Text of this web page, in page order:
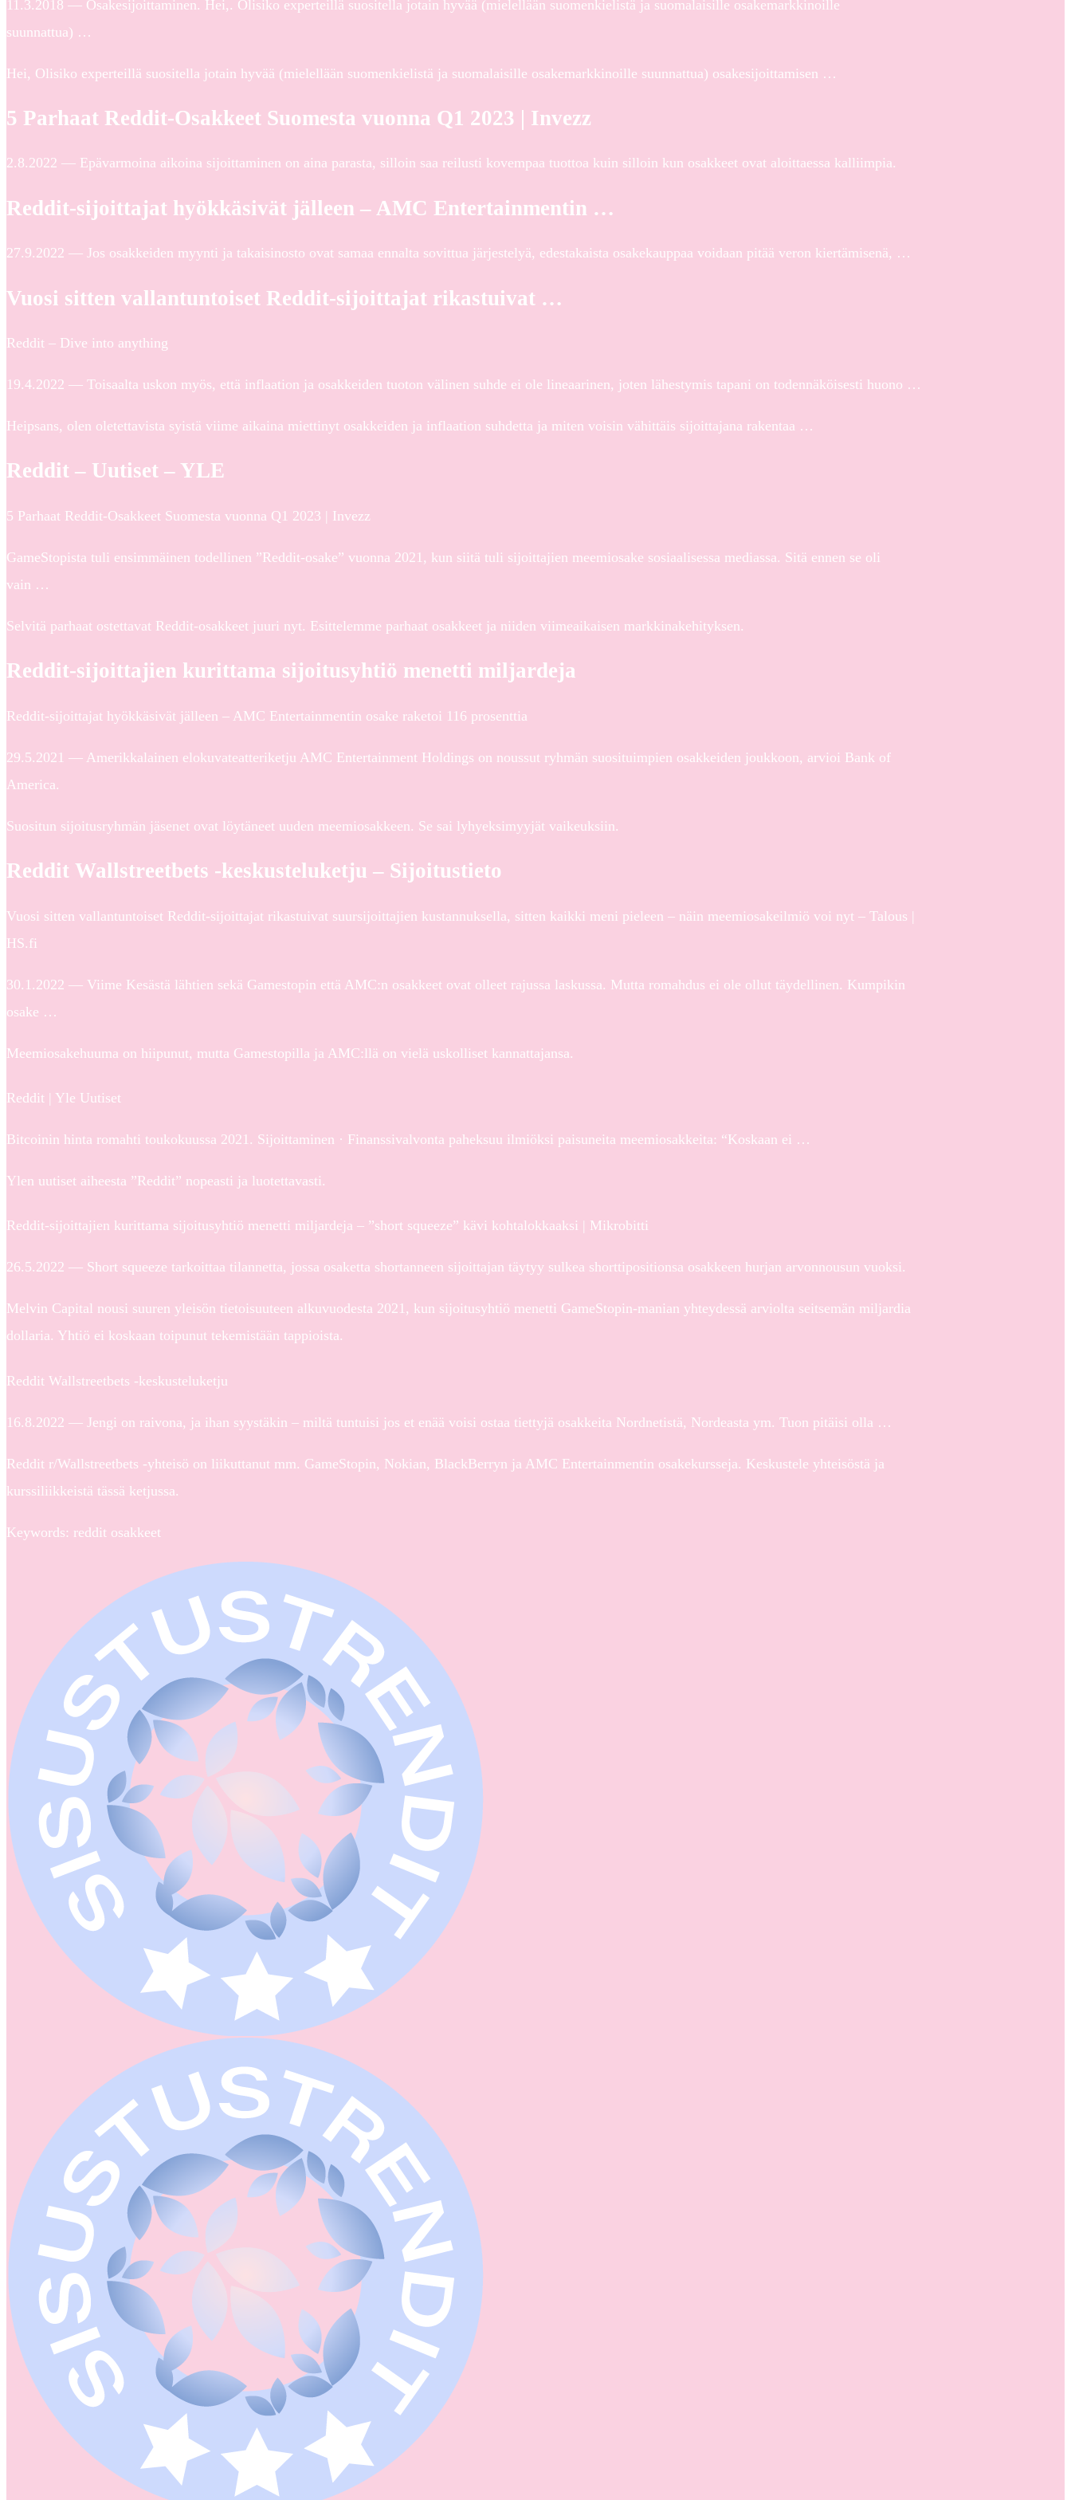
11.3.2018 — Osakesijoittaminen. Hei,. Olisiko experteillä suositella jotain hyvää (mielellään suomenkielistä ja suomalaisille osakemarkkinoille
suunnattua) …
Hei, Olisiko experteillä suositella jotain hyvää (mielellään suomenkielistä ja suomalaisille osakemarkkinoille suunnattua) osakesijoittamisen …
5 Parhaat Reddit-Osakkeet Suomesta vuonna Q1 2023 | Invezz
2.8.2022 — Epävarmoina aikoina sijoittaminen on aina parasta, silloin saa reilusti kovempaa tuottoa kuin silloin kun osakkeet ovat aloittaessa kalliimpia.
Reddit-sijoittajat hyökkäsivät jälleen – AMC Entertainmentin …
27.9.2022 — Jos osakkeiden myynti ja takaisinosto ovat samaa ennalta sovittua järjestelyä, edestakaista osakekauppaa voidaan pitää veron kiertämisenä, …
Vuosi sitten vallantuntoiset Reddit-sijoittajat rikastuivat …
Reddit – Dive into anything
19.4.2022 — Toisaalta uskon myös, että inflaation ja osakkeiden tuoton välinen suhde ei ole lineaarinen, joten lähestymis tapani on todennäköisesti huono …
Heipsans, olen oletettavista syistä viime aikaina miettinyt osakkeiden ja inflaation suhdetta ja miten voisin vähittäis sijoittajana rakentaa …
Reddit – Uutiset – YLE
5 Parhaat Reddit-Osakkeet Suomesta vuonna Q1 2023 | Invezz
GameStopista tuli ensimmäinen todellinen ”Reddit-osake” vuonna 2021, kun siitä tuli sijoittajien meemiosake sosiaalisessa mediassa. Sitä ennen se oli
vain …
Selvitä parhaat ostettavat Reddit-osakkeet juuri nyt. Esittelemme parhaat osakkeet ja niiden viimeaikaisen markkinakehityksen.
Reddit-sijoittajien kurittama sijoitusyhtiö menetti miljardeja
Reddit-sijoittajat hyökkäsivät jälleen – AMC Entertainmentin osake raketoi 116 prosenttia
29.5.2021 — Amerikkalainen elokuvateatteriketju AMC Entertainment Holdings on noussut ryhmän suosituimpien osakkeiden joukkoon, arvioi Bank of
America.
Suositun sijoitusryhmän jäsenet ovat löytäneet uuden meemiosakkeen. Se sai lyhyeksimyyjät vaikeuksiin.
Reddit Wallstreetbets -keskusteluketju – Sijoitustieto
Vuosi sitten vallantuntoiset Reddit-sijoittajat rikastuivat suursijoittajien kustannuksella, sitten kaikki meni pieleen – näin meemiosakeilmiö voi nyt – Talous |
HS.fi
30.1.2022 — Viime Kesästä lähtien sekä Gamestopin että AMC:n osakkeet ovat olleet rajussa laskussa. Mutta romahdus ei ole ollut täydellinen. Kumpikin
osake …
Meemiosakehuuma on hiipunut, mutta Gamestopilla ja AMC:llä on vielä uskolliset kannattajansa.
Reddit | Yle Uutiset
Bitcoinin hinta romahti toukokuussa 2021. Sijoittaminen · Finanssivalvonta paheksuu ilmiöksi paisuneita meemiosakkeita: “Koskaan ei …
Ylen uutiset aiheesta ”Reddit” nopeasti ja luotettavasti.
Reddit-sijoittajien kurittama sijoitusyhtiö menetti miljardeja – ”short squeeze” kävi kohtalokkaaksi | Mikrobitti
26.5.2022 — Short squeeze tarkoittaa tilannetta, jossa osaketta shortanneen sijoittajan täytyy sulkea shorttipositionsa osakkeen hurjan arvonnousun vuoksi.
Melvin Capital nousi suuren yleisön tietoisuuteen alkuvuodesta 2021, kun sijoitusyhtiö menetti GameStopin-manian yhteydessä arviolta seitsemän miljardia
dollaria. Yhtiö ei koskaan toipunut tekemistään tappioista.
Reddit Wallstreetbets -keskusteluketju
16.8.2022 — Jengi on raivona, ja ihan syystäkin – miltä tuntuisi jos et enää voisi ostaa tiettyjä osakkeita Nordnetistä, Nordeasta ym. Tuon pitäisi olla …
Reddit r/Wallstreetbets -yhteisö on liikuttanut mm. GameStopin, Nokian, BlackBerryn ja AMC Entertainmentin osakekursseja. Keskustele yhteisöstä ja
kurssiliikkeistä tässä ketjussa.
Keywords: reddit osakkeet